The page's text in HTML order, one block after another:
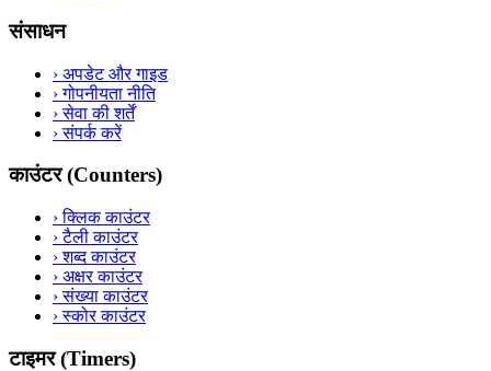
संसाधन
› अपडेट और गाइड
›गोपनीयता नीति
›सेवा की शर्तें
›संपर्क करें
काउंटर (Counters)
›क्लिक काउंटर
›टैली काउंटर
›शब्द काउंटर
› अक्षर काउंटर
›संख्या काउंटर
›स्कोर काउंटर
टाइमर (Timers)